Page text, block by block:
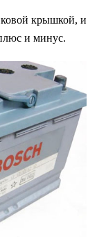
крышкой, и
и минус.